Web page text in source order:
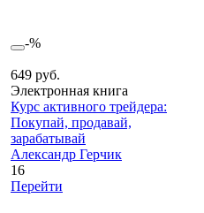
-%
649 руб.
Электронная книга
Курс активного трейдера:
Покупай, продавай,
зарабатывай
Александр Герчик
16
Перейти